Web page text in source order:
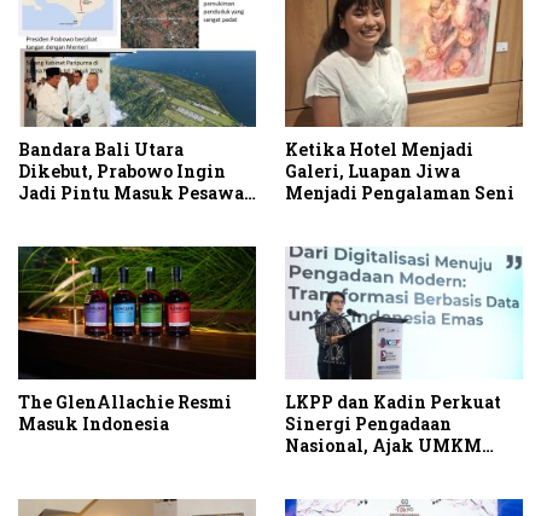
Bandara Bali Utara
Dikebut, Prabowo Ingin
Jadi Pintu Masuk Pesawat
Ketika Hotel Menjadi
Galeri, Luapan Jiwa
Menjadi Pengalaman Seni
The GlenAllachie Resmi
Masuk Indonesia
LKPP dan Kadin Perkuat
Sinergi Pengadaan
Nasional, Ajak UMKM